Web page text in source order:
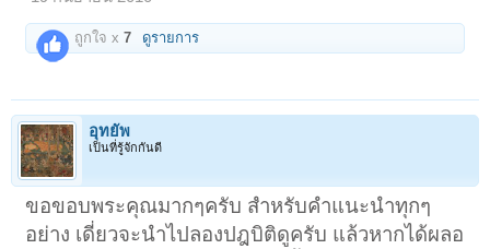
ถูกใจ x7 ดูรายการ
อุทยัพ
เป็นที่รู้จักกันดี
ขอขอบพระคุณมากๆครับ สำหรับคำแนะนำทุกๆ
อย่าง เดี่ยวจะนำไปลองปฎบิติดูครับ แล้วหากได้ผลอ